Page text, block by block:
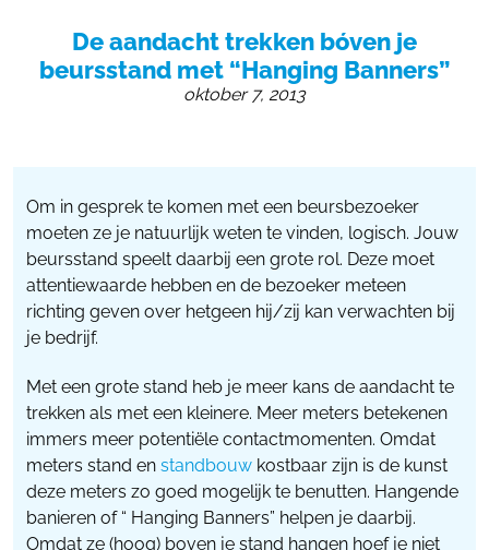
info@beursstand.nl
De aandacht trekken bóven je
beursstand met “Hanging Banners”
oktober 7, 2013
Om in gesprek te komen met een beursbezoeker
moeten ze je natuurlijk weten te vinden, logisch. Jouw
beursstand speelt daarbij een grote rol. Deze moet
attentiewaarde hebben en de bezoeker meteen
richting geven over hetgeen hij/zij kan verwachten bij
je bedrijf.
Met een grote stand heb je meer kans de aandacht te
trekken als met een kleinere. Meer meters betekenen
immers meer potentiële contactmomenten. Omdat
meters stand en standbouw kostbaar zijn is de kunst
deze meters zo goed mogelijk te benutten. Hangende
banieren of “ Hanging Banners” helpen je daarbij.
Omdat ze (hoog) boven je stand hangen hoef je niet